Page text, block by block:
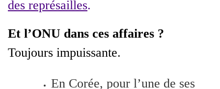
des représailles.
Et l’ONU dans ces affaires ?
Toujours impuissante.
En Corée, pour l’une de ses